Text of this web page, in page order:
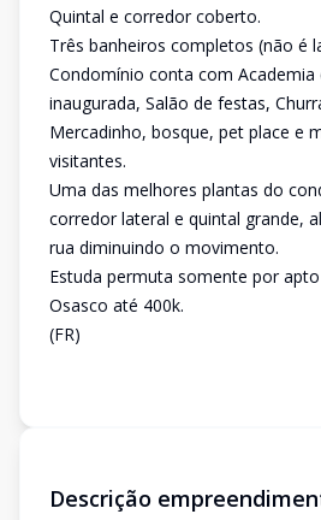
Quintal e corredor coberto.
Três banheiros completos (não é
Condomínio conta com
inaugurada, Salão de festas,
Mercadinho, bosque, pet place e
visitantes.
Uma das melhores plantas do
corredor lateral e quintal grande,
rua diminuindo o movimento.
Estuda permuta somente por
Osasco até 400k.
(FR)
Descrição